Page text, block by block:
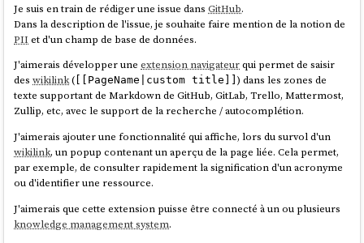
If you don’t need to support a query syntax, consider using
the match
query. If you need the features of a query
syntax, use the
simple_query_string query, which
is less strict.
source
J'ai fait un refactoring dequery_stringvers
simple_query_string(lien vers la documentation
Mon objectif était d'arriver à implémenter la fonctionnalitéQuery-
Time Search-as-You-Typeavec de la
Je suis en train de rédiger une issue dansGitHub.
Dans la description de l'issue, je souhaite faire mention de la notion de
PII et d'un champ de base de données.
J'aimerais développer uneextension navigateurqui permet de saisir
deswikilink( [[PageName|custom title]]) dans les zones de
texte supportant de Markdown de GitHub, GitLab, Trello, Mattermost,
Zullip, etc, avec le support de la recherche / autocomplétion.
J'aimerais ajouter une fonctionnalité qui affiche, lors du survol d'un
wikilink, un popup contenant un aperçu de la page liée. Cela permet,
par exemple, de consulter rapidement la signification d'un acronyme
ou d'identifier une ressource.
J'aimerais que cette extension puisse être connecté à un ou plusieurs
knowledge management system.